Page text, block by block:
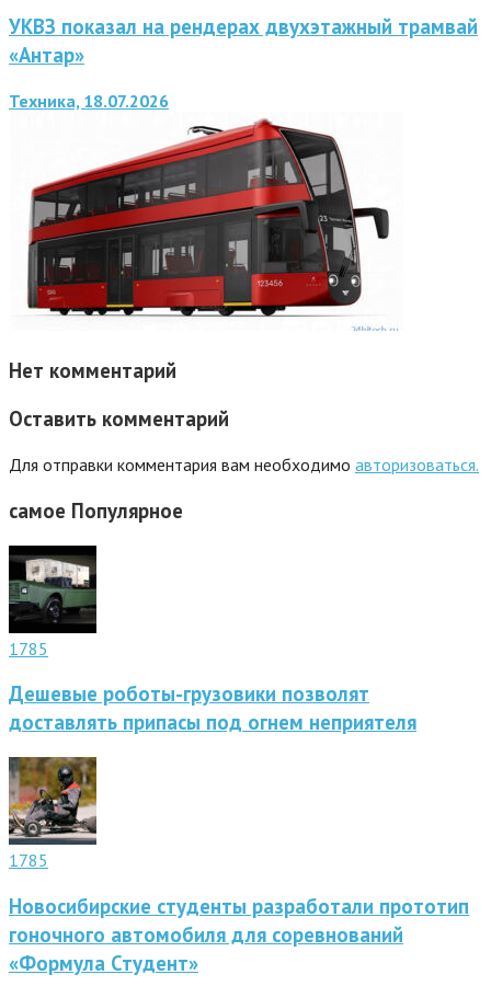
УКВЗ показал на рендерах двухэтажный трамвай
«Антар»
Техника, 18.07.2026
Нет комментарий
Оставить комментарий
Для отправки комментария вам необходимо авторизоваться.
самое Популярное
1785
Дешевые роботы-грузовики позволят
доставлять припасы под огнем неприятеля
1785
Новосибирские студенты разработали прототип
гоночного автомобиля для соревнований
«Формула Студент»